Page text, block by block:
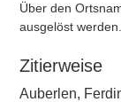
Über den
ausgelöst werden.
Zitierweise
Auberlen,